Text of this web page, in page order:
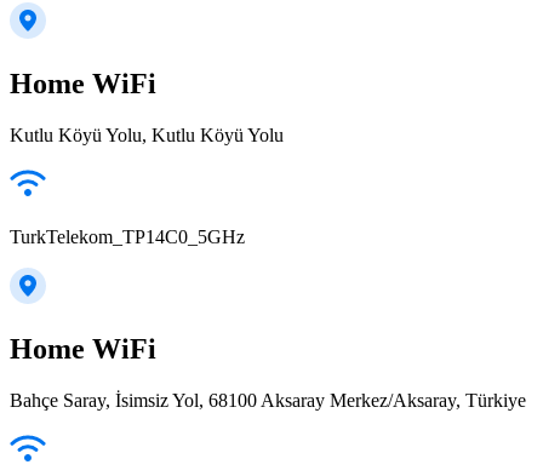
Home WiFi
Kutlu Köyü Yolu, Kutlu Köyü Yolu
TurkTelekom_TP14C0_5GHz
Home WiFi
Bahçe Saray, İsimsiz Yol, 68100 Aksaray Merkez/Aksaray, Türkiye